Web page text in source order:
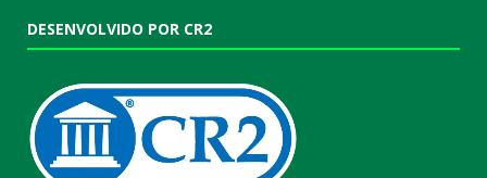
DESENVOLVIDO POR CR2